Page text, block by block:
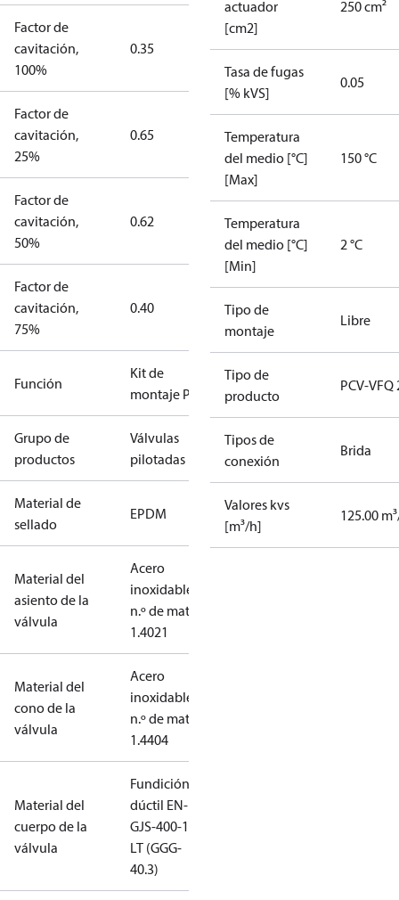
Factor de
cavitación,
100%
0.35
Factor de
cavitación,
25%
0.65
Factor de
cavitación,
50%
0.62
Factor de
cavitación,
75%
0.40
Función
Kit de
montaje PCV
Grupo de
productos
Válvulas
pilotadas
Material de
sellado
EPDM
Material del
asiento de la
válvula
Acero
inoxidable,
n.º de mat.
1.4021
Material del
cono de la
válvula
Acero
inoxidable,
n.º de mat.
1.4404
Material del
cuerpo de la
válvula
Fundición
dúctil EN-
GJS-400-18-
LT (GGG-
40.3)
actuador
[cm2]
250 cm²
Tasa de fugas
[% kVS]
0.05
Temperatura
del medio [°C]
[Max]
150 °C
Temperatura
del medio [°C]
[Min]
2 °C
Tipo de
montaje
Libre
Tipo de
producto
PCV-VFQ
Tipos de
conexión
Brida
Valores kvs
[m³/h]
125.00